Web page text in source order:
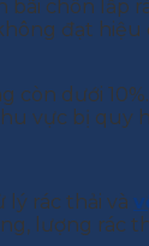
bãi chôn lấp
đạt hiệu
dưới
vực bị quy
lý rác thải và
lượng rác